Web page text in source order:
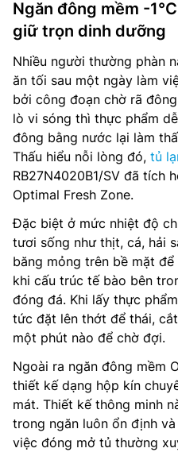
Ngăn đông mềm -
giữ trọn dinh dưỡng
Nhiều người thường phàn
ăn tối sau một ngày làm
bởi công đoạn chờ rã
lò vi sóng thì thực phẩm
đông bằng nước lại làm
Thấu hiểu nỗi lòng đó, tủ
RB27N4020B1/SV đã tích
Optimal Fresh Zone.
Đặc biệt ở mức nhiệt độ
tươi sống như thịt, cá, hải
băng mỏng trên bề mặt
khi cấu trúc tế bào bên
đóng đá. Khi lấy thực
tức đặt lên thớt để thái,
một phút nào để chờ đợi.
Ngoài ra ngăn đông mềm
thiết kế dạng hộp kín
mát. Thiết kế thông minh
trong ngăn luôn ổn định
việc đóng mở tủ thường